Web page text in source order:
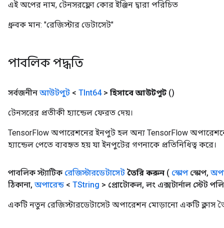
এই অপের নাম, টেনসরফ্লো কোর ইঞ্জিন দ্বারা পরিচিত
ধ্রুবক মান: "রেজিস্টার ডেটাসেট"
পাবলিক পদ্ধতি
সর্বজনীন আউটপুট < TInt64> হিসাবে আউটপুট ()
টেনসরের প্রতীকী হ্যান্ডেল ফেরত দেয়।
TensorFlow অপারেশনের ইনপুট হল অন্য TensorFlow
হ্যান্ডেল পেতে ব্যবহৃত হয় যা ইনপুটের গণনাকে প্রতিনিধিত্ব করে।
পাবলিক স্ট্যাটিক রেজিস্টারডেটাসেট তৈরি করুন ( স্কোপস্কোপ,
ঠিকানা, অপারেন্ড < TString > প্রোটোকল, লং এক্সটার্নাল স্টেট
একটি নতুন রেজিস্টারডেটাসেট অপারেশন মোড়ানো একটি ক্লাস